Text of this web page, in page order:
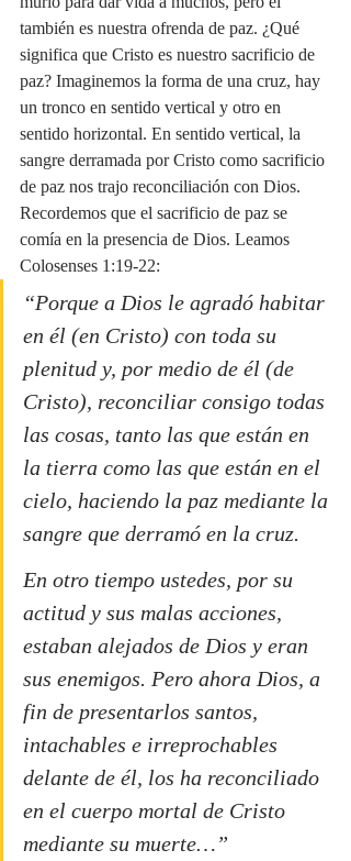
también es nuestra ofrenda de paz. ¿Qué
significa que Cristo es nuestro sacrificio de
paz? Imaginemos la forma de una cruz, hay
un tronco en sentido vertical y otro en
sentido horizontal. En sentido vertical, la
sangre derramada por Cristo como sacrificio
de paz nos trajo reconciliación con Dios.
Recordemos que el sacrificio de paz se
comía en la presencia de Dios. Leamos
Colosenses 1:19-22:
“Porque a Dios le agradó habitar
en él (en Cristo) con toda su
plenitud y, por medio de él (de
Cristo), reconciliar consigo todas
las cosas, tanto las que están en
la tierra como las que están en el
cielo, haciendo la paz mediante la
sangre que derramó en la cruz.
En otro tiempo ustedes, por su
actitud y sus malas acciones,
estaban alejados de Dios y eran
sus enemigos. Pero ahora Dios, a
fin de presentarlos santos,
intachables e irreprochables
delante de él, los ha reconciliado
en el cuerpo mortal de Cristo
mediante su muerte…”